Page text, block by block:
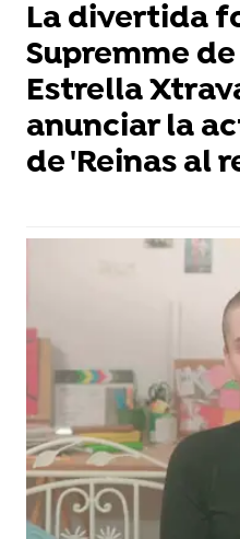
La divertida
Supremme de
Estrella
anunciar la
de 'Reinas al